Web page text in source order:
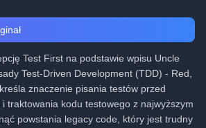
Test First na podstawie wpisu Uncle
Test-Driven Development (TDD) - Red,
znaczenie pisania testów przed
traktowania kodu testowego z najwyższym
powstania legacy code, który jest trudny